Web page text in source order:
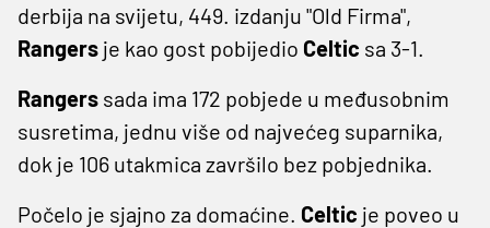
derbija na svijetu, 449. izdanju "Old Firma",
Rangers je kao gost pobijedio Celtic sa 3-1.
Rangers sada ima 172 pobjede u međusobnim
susretima, jednu više od najvećeg suparnika,
dok je 106 utakmica završilo bez pobjednika.
Počelo je sjajno za domaćine. Celtic je poveo u